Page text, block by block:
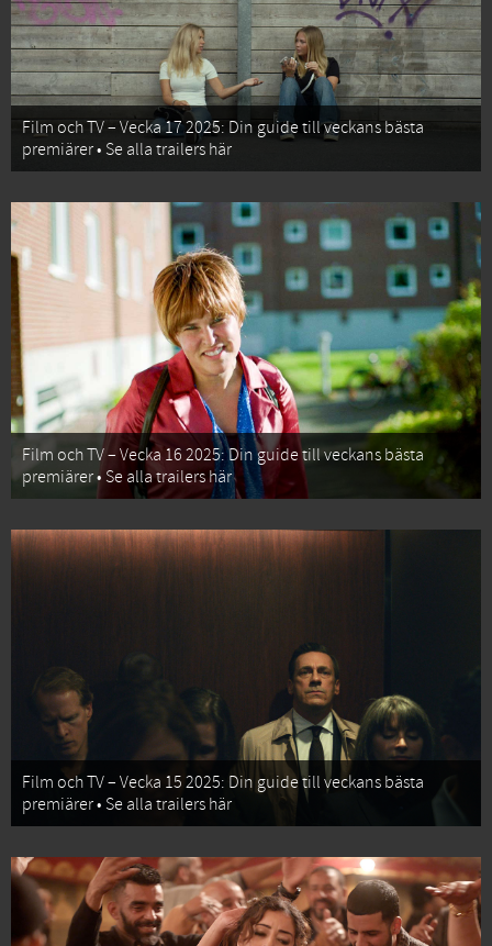
Film och TV – Vecka 17 2025: Din guide till veckans bästa
premiärer • Se alla trailers här
Film och TV – Vecka 16 2025: Din guide till veckans bästa
premiärer • Se alla trailers här
Film och TV – Vecka 15 2025: Din guide till veckans bästa
premiärer • Se alla trailers här